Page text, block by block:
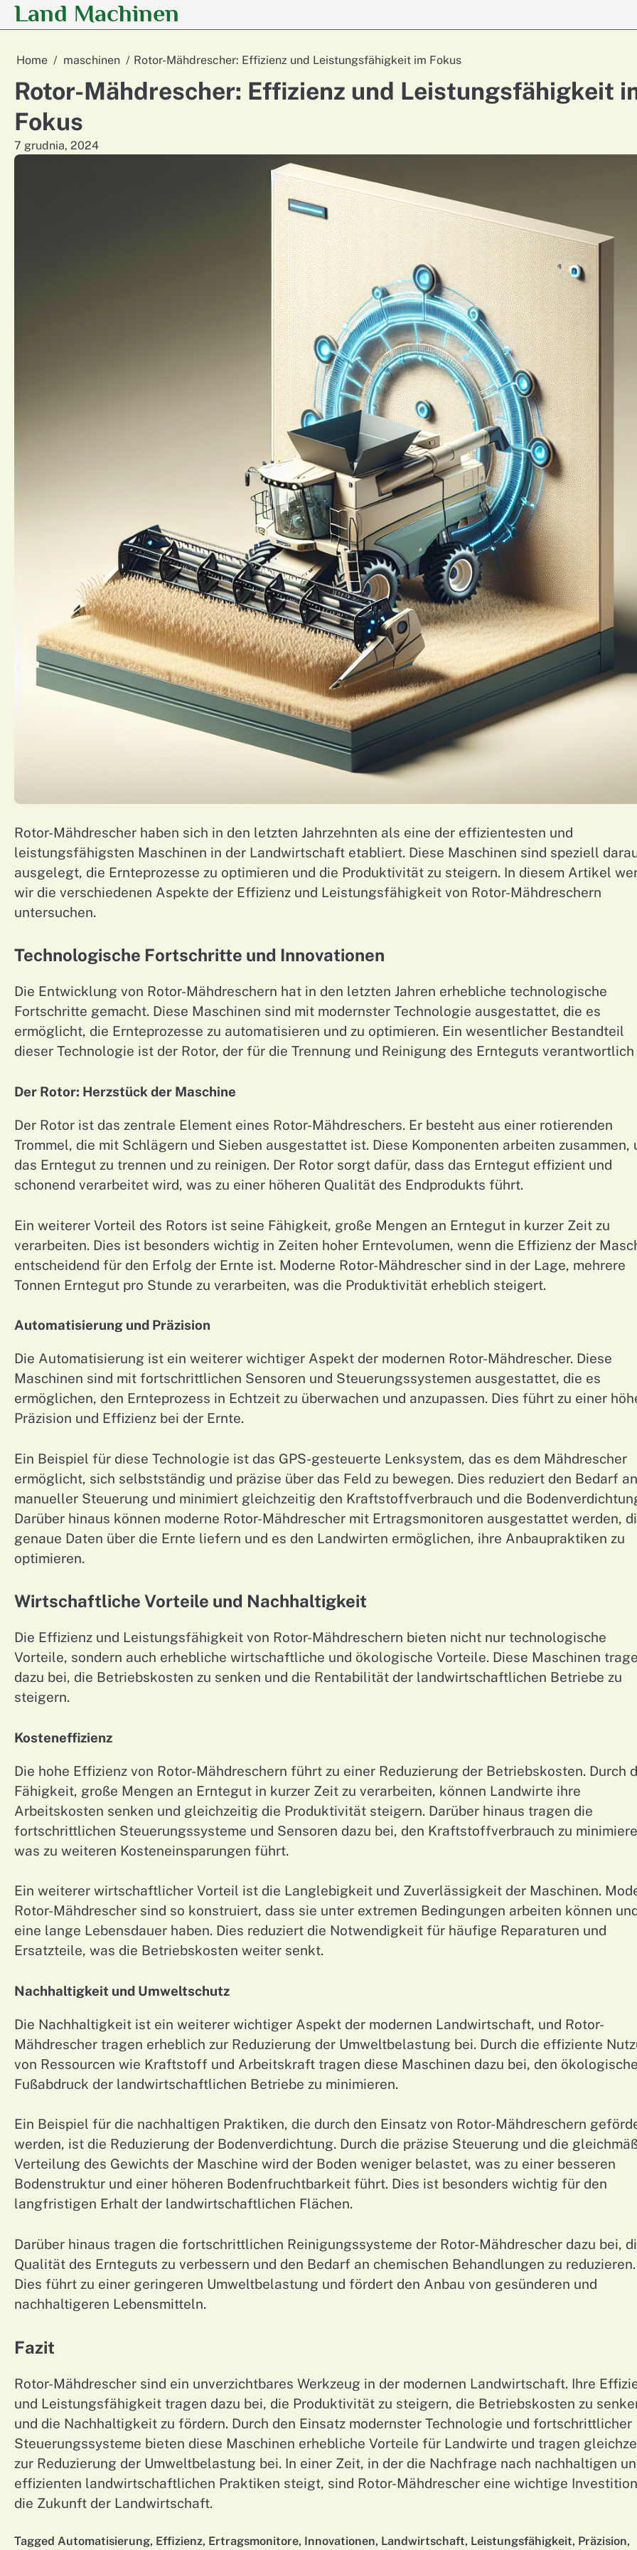
SkipLand Machinen
Home maschinen Rotor-Mähdrescher: Effizienz und Leistungsfähigkeit im Fokus
Rotor-Mähdrescher: Effizienz und Leistungsfähigkeit
Fokus
7 grudnia, 2024
Rotor-Mähdrescher haben sich in den letzten Jahrzehnten als eine der effizientesten und
leistungsfähigsten Maschinen in der Landwirtschaft etabliert. Diese Maschinen sind speziell
ausgelegt, die Ernteprozesse zu optimieren und die Produktivität zu steigern. In diesem Artikel
wir die verschiedenen Aspekte der Effizienz und Leistungsfähigkeit von Rotor-Mähdreschern
untersuchen.
Technologische Fortschritte und Innovationen
Die Entwicklung von Rotor-Mähdreschern hat in den letzten Jahren erhebliche technologische
Fortschritte gemacht. Diese Maschinen sind mit modernster Technologie ausgestattet, die es
ermöglicht, die Ernteprozesse zu automatisieren und zu optimieren. Ein wesentlicher Bestandteil
dieser Technologie ist der Rotor, der für die Trennung und Reinigung des Ernteguts verantwortlich
Der Rotor: Herzstück der Maschine
Der Rotor ist das zentrale Element eines Rotor-Mähdreschers. Er besteht aus einer rotierenden
Trommel, die mit Schlägern und Sieben ausgestattet ist. Diese Komponenten arbeiten zusammen,
das Erntegut zu trennen und zu reinigen. Der Rotor sorgt dafür, dass das Erntegut effizient und
schonend verarbeitet wird, was zu einer höheren Qualität des Endprodukts führt.
Ein weiterer Vorteil des Rotors ist seine Fähigkeit, große Mengen an Erntegut in kurzer Zeit zu
verarbeiten. Dies ist besonders wichtig in Zeiten hoher Erntevolumen, wenn die Effizienz der
entscheidend für den Erfolg der Ernte ist. Moderne Rotor-Mähdrescher sind in der Lage, mehrere
Tonnen Erntegut pro Stunde zu verarbeiten, was die Produktivität erheblich steigert.
Automatisierung und Präzision
Die Automatisierung ist ein weiterer wichtiger Aspekt der modernen Rotor-Mähdrescher. Diese
Maschinen sind mit fortschrittlichen Sensoren und Steuerungssystemen ausgestattet, die es
ermöglichen, den Ernteprozess in Echtzeit zu überwachen und anzupassen. Dies führt zu einer
Präzision und Effizienz bei der Ernte.
Ein Beispiel für diese Technologie ist das GPS-gesteuerte Lenksystem, das es dem Mähdrescher
ermöglicht, sich selbstständig und präzise über das Feld zu bewegen. Dies reduziert den Bedarf an
manueller Steuerung und minimiert gleichzeitig den Kraftstoffverbrauch und die
Darüber hinaus können moderne Rotor-Mähdrescher mit Ertragsmonitoren ausgestattet werden,
genaue Daten über die Ernte liefern und es den Landwirten ermöglichen, ihre Anbaupraktiken zu
optimieren.
Wirtschaftliche Vorteile und Nachhaltigkeit
Die Effizienz und Leistungsfähigkeit von Rotor-Mähdreschern bieten nicht nur technologische
Vorteile, sondern auch erhebliche wirtschaftliche und ökologische Vorteile. Diese Maschinen
dazu bei, die Betriebskosten zu senken und die Rentabilität der landwirtschaftlichen Betriebe zu
steigern.
Kosteneffizienz
Die hohe Effizienz von Rotor-Mähdreschern führt zu einer Reduzierung der Betriebskosten. Durch
Fähigkeit, große Mengen an Erntegut in kurzer Zeit zu verarbeiten, können Landwirte ihre
Arbeitskosten senken und gleichzeitig die Produktivität steigern. Darüber hinaus tragen die
fortschrittlichen Steuerungssysteme und Sensoren dazu bei, den Kraftstoffverbrauch zu
was zu weiteren Kosteneinsparungen führt.
Ein weiterer wirtschaftlicher Vorteil ist die Langlebigkeit und Zuverlässigkeit der Maschinen.
Rotor-Mähdrescher sind so konstruiert, dass sie unter extremen Bedingungen arbeiten können
eine lange Lebensdauer haben. Dies reduziert die Notwendigkeit für häufige Reparaturen und
Ersatzteile, was die Betriebskosten weiter senkt.
Nachhaltigkeit und Umweltschutz
Die Nachhaltigkeit ist ein weiterer wichtiger Aspekt der modernen Landwirtschaft, und Rotor-
Mähdrescher tragen erheblich zur Reduzierung der Umweltbelastung bei. Durch die effiziente
von Ressourcen wie Kraftstoff und Arbeitskraft tragen diese Maschinen dazu bei, den
Fußabdruck der landwirtschaftlichen Betriebe zu minimieren.
Ein Beispiel für die nachhaltigen Praktiken, die durch den Einsatz von Rotor-Mähdreschern
werden, ist die Reduzierung der Bodenverdichtung. Durch die präzise Steuerung und die
Verteilung des Gewichts der Maschine wird der Boden weniger belastet, was zu einer besseren
Bodenstruktur und einer höheren Bodenfruchtbarkeit führt. Dies ist besonders wichtig für den
langfristigen Erhalt der landwirtschaftlichen Flächen.
Darüber hinaus tragen die fortschrittlichen Reinigungssysteme der Rotor-Mähdrescher dazu bei,
Qualität des Ernteguts zu verbessern und den Bedarf an chemischen Behandlungen zu reduzieren.
Dies führt zu einer geringeren Umweltbelastung und fördert den Anbau von gesünderen und
nachhaltigeren Lebensmitteln.
Fazit
Rotor-Mähdrescher sind ein unverzichtbares Werkzeug in der modernen Landwirtschaft. Ihre
und Leistungsfähigkeit tragen dazu bei, die Produktivität zu steigern, die Betriebskosten zu
und die Nachhaltigkeit zu fördern. Durch den Einsatz modernster Technologie und fortschrittlicher
Steuerungssysteme bieten diese Maschinen erhebliche Vorteile für Landwirte und tragen
zur Reduzierung der Umweltbelastung bei. In einer Zeit, in der die Nachfrage nach nachhaltigen
effizienten landwirtschaftlichen Praktiken steigt, sind Rotor-Mähdrescher eine wichtige
die Zukunft der Landwirtschaft.
Tagged Automatisierung, Effizienz, Ertragsmonitore, Innovationen, Landwirtschaft, Leistungsfähigkeit, Präzision,